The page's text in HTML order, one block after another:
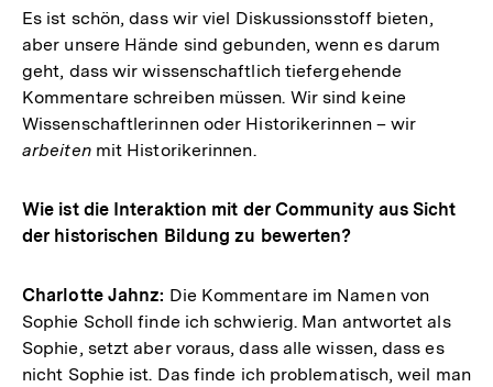
Es ist schön, dass wir viel Diskussionsstoff bieten,
aber unsere Hände sind gebunden, wenn es darum
geht, dass wir wissenschaftlich tiefergehende
Kommentare schreiben müssen. Wir sind keine
Wissenschaftlerinnen oder Historikerinnen – wir
arbeitenmit Historikerinnen.
Wie ist die Interaktion mit der Community aus Sicht
der historischen Bildung zu bewerten?
Charlotte Jahnz: Die Kommentare im Namen von
Sophie Scholl finde ich schwierig. Man antwortet als
Sophie, setzt aber voraus, dass alle wissen, dass es
nicht Sophie ist. Das finde ich problematisch, weil man